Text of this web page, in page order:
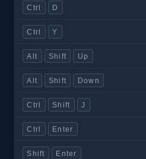
Ctrl D
Ctrl Y
Alt Shift Up
Alt Shift Down
Ctrl Shift J
Ctrl Enter
Shift Enter